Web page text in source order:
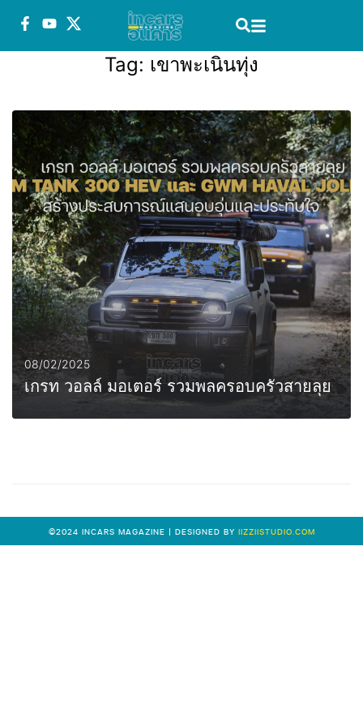
Tag: เขาพะเนินทุ่ง
08/02/2025
เกรท วอลล์ มอเตอร์ รวมพลครอบครัวสายลุย
0
©2024 INCARS MAGAZINE | DESIGNED BY IIZZIISTUDIO.COM